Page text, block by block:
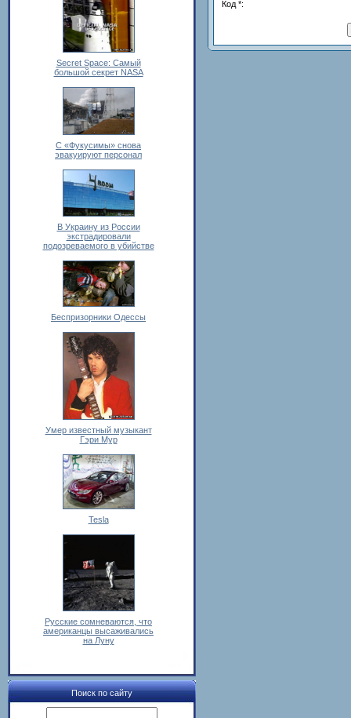
Secret Space: Самый
большой секрет NASA
С «Фукусимы» снова
эвакуируют персонал
В Украину из России
экстрадировали
подозреваемого в убийстве
Беспризорники Одессы
Умер известный музыкант
Гэри Мур
Tesla
Русские сомневаются, что
американцы высаживались
на Луну
Поиск по сайту
Код *: